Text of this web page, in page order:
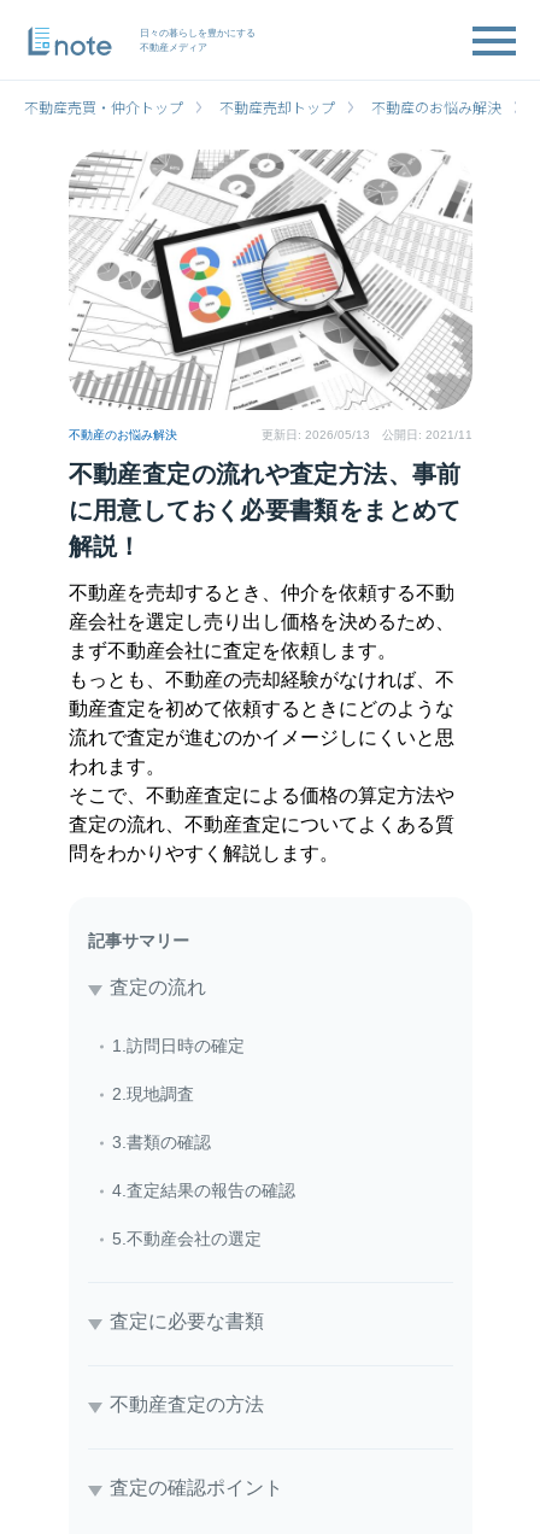
日々の暮らしを豊かにする
不動産メディア
不動産売買・仲介トップ 不動産売却トップ 不動産のお悩み解決
不動産のお悩み解決 更新日: 2026/05/13 公開日: 2021/11
不動産査定の流れや査定方法、事前
に用意しておく必要書類をまとめて
解説！
不動産を売却するとき、仲介を依頼する不動
産会社を選定し売り出し価格を決めるため、
まず不動産会社に査定を依頼します。
もっとも、不動産の売却経験がなければ、不
動産査定を初めて依頼するときにどのような
流れで査定が進むのかイメージしにくいと思
われます。
そこで、不動産査定による価格の算定方法や
査定の流れ、不動産査定についてよくある質
問をわかりやすく解説します。
記事サマリー
査定の流れ
1.訪問日時の確定
2.現地調査
3.書類の確認
4.査定結果の報告の確認
5.不動産会社の選定
査定に必要な書類
不動産査定の方法
査定の確認ポイント